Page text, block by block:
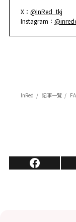
X：@InRed_tkj
Instagram：
InRed 記事一覧